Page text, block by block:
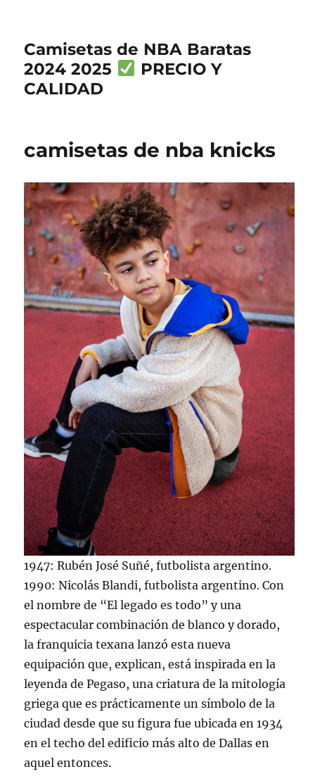
Camisetas de NBA Baratas
2024 2025
PRECIO Y
CALIDAD
camisetas de nba knicks
1947: Rubén José Suñé, futbolista argentino.
1990: Nicolás Blandi, futbolista argentino. Con
el nombre de “El legado es todo” y una
espectacular combinación de blanco y dorado,
la franquicia texana lanzó esta nueva
equipación que, explican, está inspirada en la
leyenda de Pegaso, una criatura de la mitología
griega que es prácticamente un símbolo de la
ciudad desde que su figura fue ubicada en 1934
en el techo del edificio más alto de Dallas en
aquel entonces.